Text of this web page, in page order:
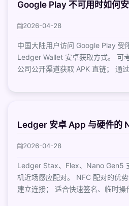
Google Play 不可用时如何安
2026-04-28
中国大陆用户访问 Google Play 受
Ledger Wallet 安卓获取方式。 可
公司公开渠道获取 APK 直链； 通
Ledger 安卓 App 与硬件的
2026-04-28
Ledger Stax、Flex、Nano Gen5
机近场感应配对。 NFC 配对的优
建立连接； 适合快速签名、临时操